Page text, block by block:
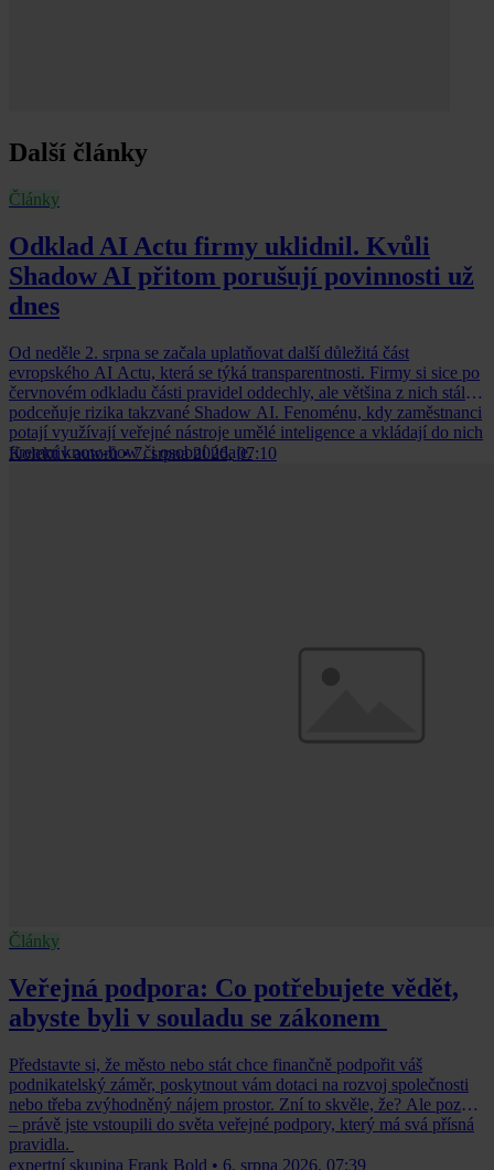
Další články
Články
Odklad AI Actu firmy uklidnil. Kvůli
Shadow AI přitom porušují povinnosti už
dnes
Od neděle 2. srpna se začala uplatňovat další důležitá část
evropského AI Actu, která se týká transparentnosti. Firmy si sice po
červnovém odkladu části pravidel oddechly, ale většina z nich stále
podceňuje rizika takzvané Shadow AI. Fenoménu, kdy zaměstnanci
potají využívají veřejné nástroje umělé inteligence a vkládají do nich
firemní know-how či osobní údaje.
Kolektiv autorů • 7. srpna 2026, 07:10
Články
Veřejná podpora: Co potřebujete vědět,
abyste byli v souladu se zákonem
Představte si, že město nebo stát chce finančně podpořit váš
podnikatelský záměr, poskytnout vám dotaci na rozvoj společnosti
nebo třeba zvýhodněný nájem prostor. Zní to skvěle, že? Ale pozor
– právě jste vstoupili do světa veřejné podpory, který má svá přísná
pravidla.
expertní skupina Frank Bold • 6. srpna 2026, 07:39